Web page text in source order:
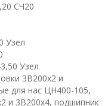
СЧ20
Узел
Узел
3В200х2 и
для нас ЦН400-105,
и 3В200х4, подшипник